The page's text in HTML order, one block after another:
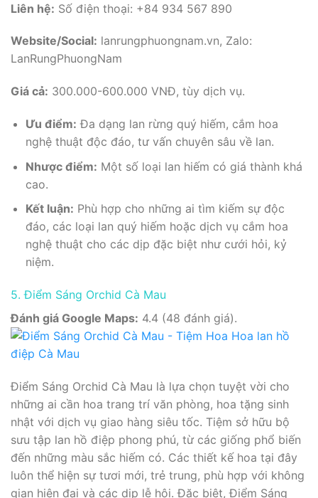
Liên hệ: Số điện thoại: +84 934 567 890
Website/Social: lanrungphuongnam.vn, Zalo:
LanRungPhuongNam
Giá cả: 300.000-600.000 VNĐ, tùy dịch vụ.
Ưu điểm: Đa dạng lan rừng quý hiếm, cắm hoa
nghệ thuật độc đáo, tư vấn chuyên sâu về lan.
Nhược điểm: Một số loại lan hiếm có giá thành khá
cao.
Kết luận: Phù hợp cho những ai tìm kiếm sự độc
đáo, các loại lan quý hiếm hoặc dịch vụ cắm hoa
nghệ thuật cho các dịp đặc biệt như cưới hỏi, kỷ
niệm.
5. Điểm Sáng Orchid Cà Mau
Đánh giá Google Maps: 4.4 (48 đánh giá).
Điểm Sáng Orchid Cà Mau là lựa chọn tuyệt vời cho
những ai cần hoa trang trí văn phòng, hoa tặng sinh
nhật với dịch vụ giao hàng siêu tốc. Tiệm sở hữu bộ
sưu tập lan hồ điệp phong phú, từ các giống phổ biến
đến những màu sắc hiếm có. Các thiết kế hoa tại đây
luôn thể hiện sự tươi mới, trẻ trung, phù hợp với không
gian hiện đại và các dịp lễ hội. Đặc biệt, Điểm Sáng